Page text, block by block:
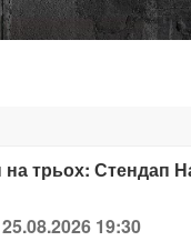
на трьох: Стендап
25.08.2026 19:30